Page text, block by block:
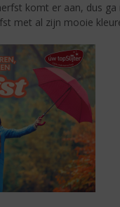
komt er aan, dus ga
met al zijn mooie